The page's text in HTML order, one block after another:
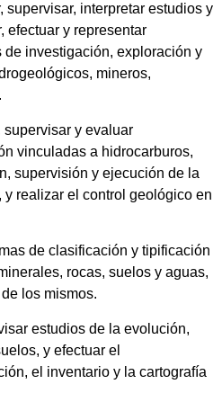
supervisar, interpretar estudios y
efectuar y representar
investigación, exploración y
mineros,
supervisar y evaluar
vinculadas a hidrocarburos,
supervisión y ejecución de la
realizar el control geológico en
de clasificación y tipificación
rocas, suelos y aguas,
los mismos.
estudios de la evolución,
y efectuar el
el inventario y la cartografía